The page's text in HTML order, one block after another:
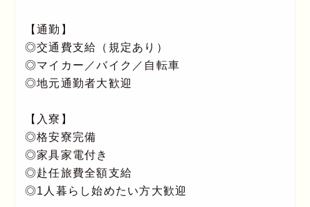
【通勤】
◎交通費支給（規定あり）
◎マイカー／バイク／自転車
◎地元通勤者大歓迎
【入寮】
◎格安寮完備
◎家具家電付き
◎赴任旅費全額支給
◎1人暮らし始めたい方大歓迎